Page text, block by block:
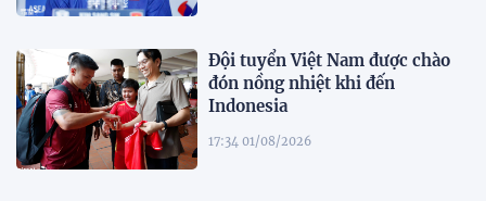
Đội tuyển Việt Nam được chào
đón nồng nhiệt khi đến
Indonesia
17:34 01/08/2026